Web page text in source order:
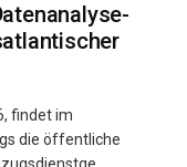
findet im
die öffentliche